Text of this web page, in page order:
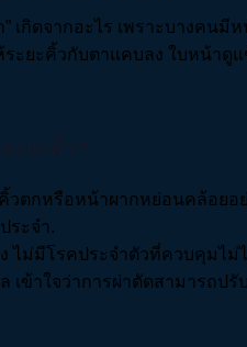
เกิดจากอะไร เพราะบางคน
ระยะคิ้วกับตาแคบลง ใบหน้าดู
วตกหรือหน้าผากหย่อนคล้อย
ระจำ.
ไม่มีโรคประจำตัวที่ควบคุมไ
ข้าใจว่าการผ่าตัดสามารถ